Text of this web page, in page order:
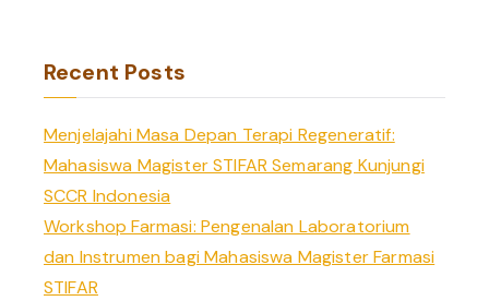
Recent Posts
Menjelajahi Masa Depan Terapi Regeneratif:
Mahasiswa Magister STIFAR Semarang Kunjungi
SCCR Indonesia
Workshop Farmasi: Pengenalan Laboratorium
dan Instrumen bagi Mahasiswa Magister Farmasi
STIFAR